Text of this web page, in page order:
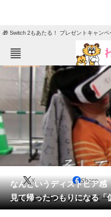
🎁 Switch 2もあたる！ プレゼントキャンペ
ねとらぼメニュー
TOP
住まい
会員記事
メディア
なんというディストピア
見て帰ったつもりになる「
X Share
さまざまな時事ネタをうまく